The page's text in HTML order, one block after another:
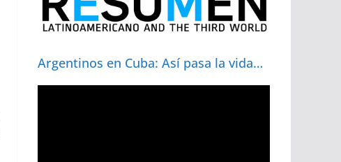
Argentinos en Cuba: Así pasa la vida…